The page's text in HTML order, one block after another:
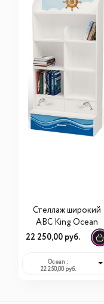
Стеллаж широкий
ABC King Ocean
22 250,00 руб.
Ocean :
22 250,00 руб.